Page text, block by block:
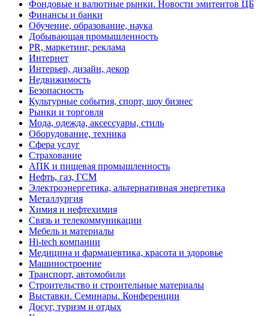
Фондовые и валютные рынки. Новости эмитентов ЦБ
Финансы и банки
Обучение, образование, наука
Добывающая промышленность
PR, маркетинг, реклама
Интернет
Интерьер, дизайн, декор
Недвижимость
Безопасность
Культурные события, спорт, шоу бизнес
Рынки и торговля
Мода, одежда, аксессуары, стиль
Оборудование, техника
Сфера услуг
Страхование
АПК и пищевая промышленность
Нефть, газ, ГСМ
Электроэнергетика, альтернативная энергетика
Металлургия
Химия и нефтехимия
Связь и телекоммуникации
Мебель и материалы
Hi-tech компании
Медицина и фармацевтика, красота и здоровье
Машиностроение
Транспорт, автомобили
Строительство и строительные материалы
Выставки. Семинары. Конференции
Досуг, туризм и отдых